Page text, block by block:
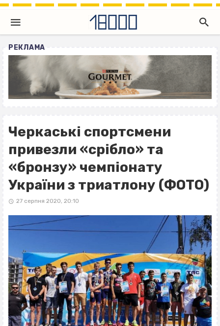
РЕКЛАМА
Черкаські спортсмени
привезли «срібло» та
«бронзу» чемпіонату
України з триатлону (ФОТО)
27 серпня 2020, 20:10